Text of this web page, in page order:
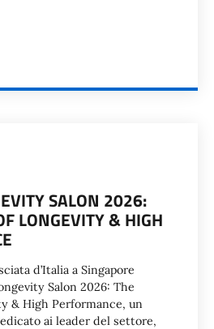
SALON 2026:
LONGEVITY & HIGH
d’Italia a Singapore
Salon 2026: The
& High Performance, un
ai leader del settore,